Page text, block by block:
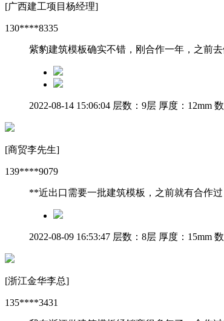
[广西建工项目杨经理]
130****8335
紫豹建筑模板确实不错，刚合作一年，之前
2022-08-14 15:06:04 层数：9层 厚度：12mm
[商贸李先生]
139****9079
**近出口需要一批建筑模板，之前就有合作
2022-08-09 16:53:47 层数：8层 厚度：15mm
[浙江金华李总]
135****3431